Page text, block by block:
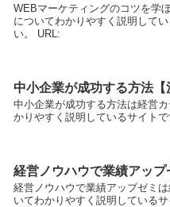
WEBマーケティングのコツを学
についてわかりやすく説明して
い。 URL:
中小企業が成功する方法【
中小企業が成功する方法は経営
かりやすく説明しているサイト
経営ノウハウで業績アップ
経営ノウハウで業績アップゼミ
いてわかりやすく説明している